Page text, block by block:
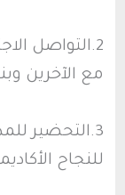
2.التواصل الاجتماعي: يمكّن الطفل من
مع الآخرين
3.التحضير
للنجاح